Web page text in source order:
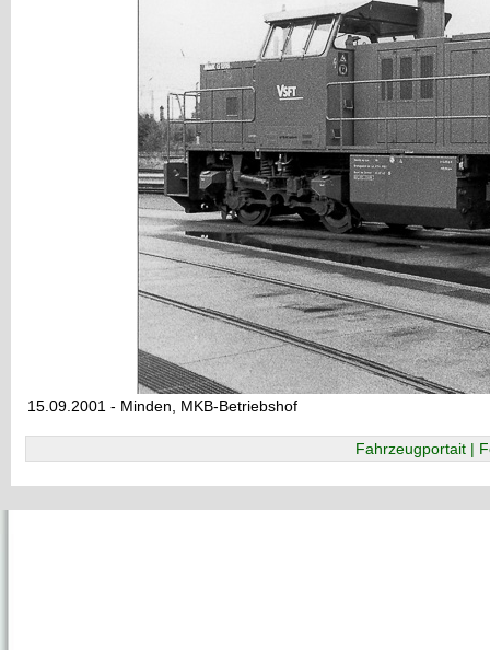
15.09.2001 - Minden, MKB-Betriebshof
Fahrzeugportait |